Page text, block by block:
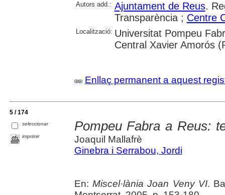
Autors add.: Ajuntament de Reus.
Transparència ; Centre
Localització: Universitat Pompeu
Central Xavier Amorós
Enllaç permanent a aquest
5 / 174
seleccionar
imprimir
Pompeu Fabra a Reus:
Joaquil Mallafrè
Ginebra i Serrabou, Jordi
En: Miscel·lània Joan Veny VI.